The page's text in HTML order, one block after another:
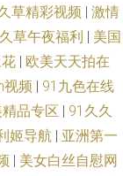
草精彩视频 | 激情
久草午夜福利 | 美国
| 欧美天天拍在
视频 | 91九色在线
品专区 | 91久久
姬导航 | 亚洲第一
| 美女白丝自慰网